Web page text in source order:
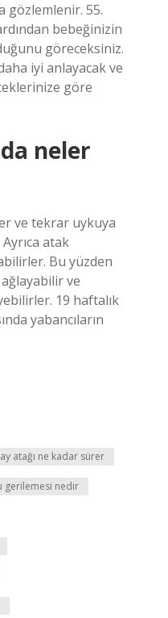
gözlemlenir. 55.
bebeğinizin
göreceksiniz.
iyi anlayacak ve
göre
neler
ve tekrar uykuya
atak
Bu yüzden
ve
19 haftalık
yabancıların
atağı ne kadar sürer
gerilemesi nedir